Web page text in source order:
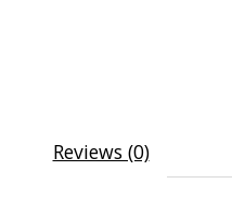
Reviews (0)